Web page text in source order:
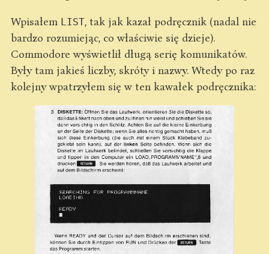
Wpisałem LIST, tak jak kazał podręcznik (nadal nie
bardzo rozumiejąc, co właściwie się dzieje).
Commodore wyświetlił długą serię komunikatów.
Były tam jakieś liczby, skróty i nazwy. Wtedy po raz
kolejny wpatrzyłem się w ten kawałek podręcznika: